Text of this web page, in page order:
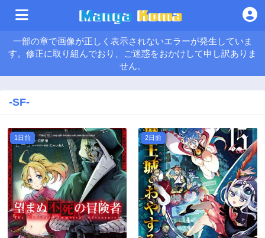
一部の章で画像が正しく表示されないエラーが発生していま
す。修正に取り組んでおり、ご迷惑をおかけして申し訳ありま
せん。
-SF-
1日前 2日前